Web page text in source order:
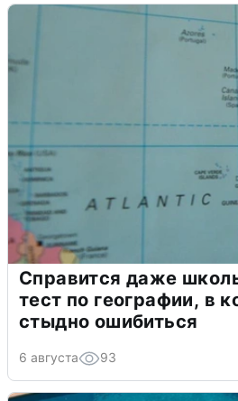
Справится даже
тест по географии, в
стыдно ошибиться
6 августа 93